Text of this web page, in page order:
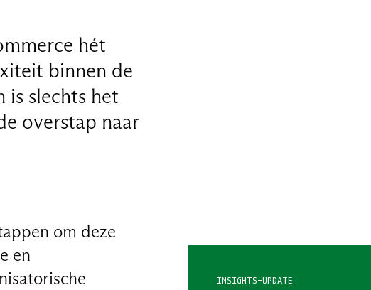
hét
binnen de
is slechts het
overstap naar
om deze
en
INSIGHTS-UPDATE